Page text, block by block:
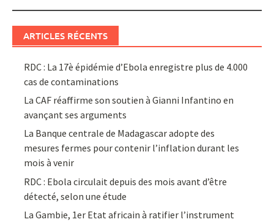
ARTICLES RÉCENTS
RDC : La 17è épidémie d’Ebola enregistre plus de 4.000
cas de contaminations
La CAF réaffirme son soutien à Gianni Infantino en
avançant ses arguments
La Banque centrale de Madagascar adopte des
mesures fermes pour contenir l’inflation durant les
mois à venir
RDC : Ebola circulait depuis des mois avant d’être
détecté, selon une étude
La Gambie, 1er Etat africain à ratifier l’instrument